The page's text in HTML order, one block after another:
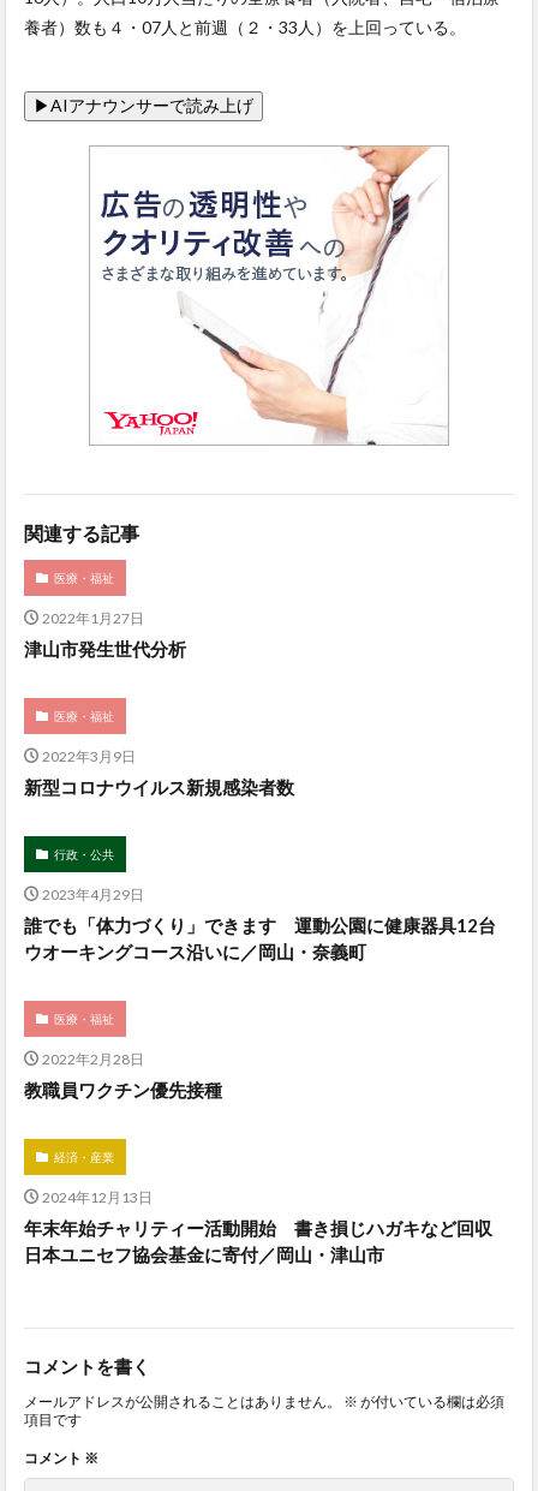
養者）数も４・07人と前週（２・33人）を上回っている。
関連する記事
医療・福祉
2022年1月27日
津山市発生世代分析
医療・福祉
2022年3月9日
新型コロナウイルス新規感染者数
行政・公共
2023年4月29日
誰でも「体力づくり」できます 運動公園に健康器具12台
ウオーキングコース沿いに／岡山・奈義町
医療・福祉
2022年2月28日
教職員ワクチン優先接種
経済・産業
2024年12月13日
年末年始チャリティー活動開始 書き損じハガキなど回収
日本ユニセフ協会基金に寄付／岡山・津山市
コメントを書く
メールアドレスが公開されることはありません。 ※ が付いている欄は必須
項目です
コメント ※